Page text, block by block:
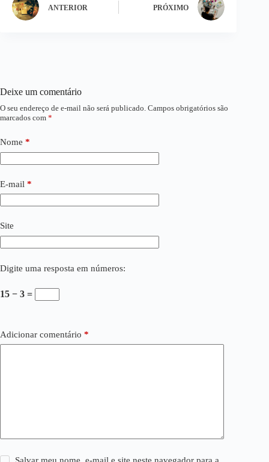
ANTERIOR PRÓXIMO
Deixe um comentário
O seu endereço de e-mail não será publicado. Campos obrigatórios são
marcados com *
Nome *
E-mail *
Site
Digite uma resposta em números:
15 − 3 =
Adicionar comentário *